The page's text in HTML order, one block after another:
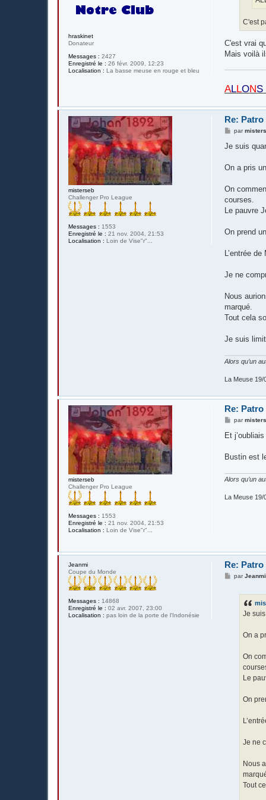
hraskinet
Donateur
Messages : 2427
Enregistré le : 26 févr. 2009, 12:23
Localisation : La basse meuse en rouge et bleu
C'est
C'est vrai
Mais voilà
AL LONS
misterseb
Challenger Pro League
Messages : 1553
Enregistré le : 21 nov. 2004, 21:53
Localisation : Loin de Vise"r"...
Re: Patro
M
s
g
par
Je suis
On a pris
On
courses.
Le pauvre
On prend
L’entrée
Je ne
Nous
marqué.
Tout cela
Je suis
Alors qu’un
La Meuse 19/
misterseb
Challenger Pro League
Messages : 1553
Enregistré le : 21 nov. 2004, 21:53
Localisation : Loin de Vise"r"...
Re: Patro
M
s
s
g
par
Et
Bustin est
Alors qu’un
La Meuse 19/
Jeanmi
Coupe du Monde
Messages : 14868
Enregistré le : 02 avr. 2007, 23:00
Localisation : pas loin de la porte de l'Indonésie
Re: Patro
MparJeanmi
Je
On a
On
Le
On
Je ne
Nous
Tout